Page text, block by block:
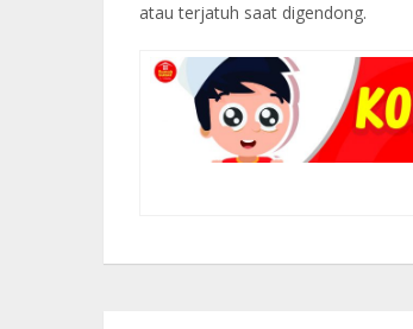
atau terjatuh saat digendong.